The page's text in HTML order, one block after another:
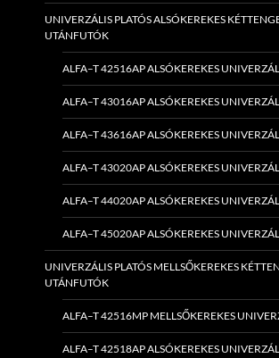
UNIVERZÁLIS PLATÓS ALSÓKEREKES
UTÁNFUTÓK
ALFA–T 42516AP ALSÓKEREKES
ALFA–T 43016AP ALSÓKEREKES
ALFA–T 43616AP ALSÓKEREKES
ALFA–T 43020AP ALSÓKEREKES
ALFA–T 44020AP ALSÓKEREKES
ALFA–T 45020AP ALSÓKEREKES
UNIVERZÁLIS PLATÓS MELLSŐKEREKES
UTÁNFUTÓK
ALFA–T 42516MP MELLSŐKEREKES
ALFA–T 42518AP ALSÓKEREKES